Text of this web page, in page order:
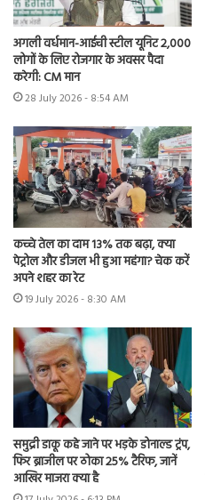
अगली वर्धमान-आईची स्टील यूनिट 2,000
लोगों के लिए रोजगार के अवसर पैदा
करेगी: CM मान
28 July 2026 - 8:54 AM
कच्चे तेल का दाम 13% तक बढ़ा, क्या
पेट्रोल और डीजल भी हुआ महंगा? चेक करें
अपने शहर का रेट
19 July 2026 - 8:30 AM
समुद्री डाकू कहे जाने पर भड़के डोनाल्ड ट्रंप,
फिर ब्राजील पर ठोका 25% टैरिफ, जानें
आखिर माजरा क्या है